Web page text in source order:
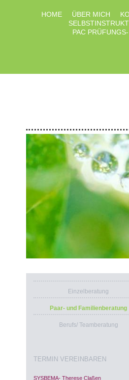
HOME ÜBER MICH
PAC
Einzelberatung
Paar- und Familienberatung
Berufs/ Teamberatung
TERMIN VEREINBAREN
SYSBEMA- Therese Claßen